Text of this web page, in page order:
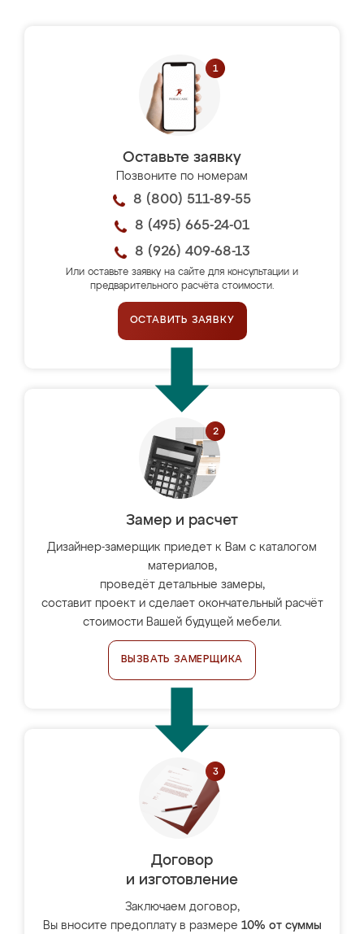
Оставьте заявку
Позвоните по номерам
8 (800) 511-89-55
8 (495) 665-24-01
8 (926) 409-68-13
Или оставьте заявку на сайте для консультации и
предварительного расчёта стоимости.
ОСТАВИТЬ ЗАЯВКУ
Замер и расчет
Дизайнер-замерщик приедет к Вам с каталогом
материалов,
проведёт детальные замеры,
составит проект и сделает окончательный расчёт
стоимости Вашей будущей мебели.
ВЫЗВАТЬ ЗАМЕРЩИКА
Договор
и изготовление
Заключаем договор,
Вы вносите предоплату в размере 10% от суммы